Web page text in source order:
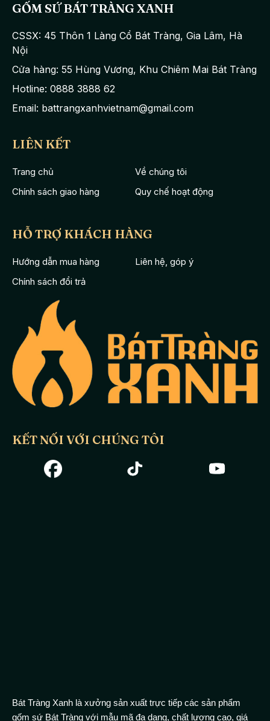
GỐM SỨ BÁT TRÀNG XANH
CSSX: 45 Thôn 1 Làng Cổ Bát Tràng, Gia Lâm, Hà
Nội
Cửa hàng: 55 Hùng Vương, Khu Chiêm Mai Bát Tràng
Hotline: 0888 3888 62
Email: battrangxanhvietnam@gmail.com
LIÊN KẾT
Trang chủ
Về chúng tôi
Chính sách giao hàng
Quy chế hoạt động
HỖ TRỢ KHÁCH HÀNG
Hướng dẫn mua hàng
Liên hệ, góp ý
Chính sách đổi trả
KẾT NỐI VỚI CHÚNG TÔI
Bát Tràng Xanh là xưởng sản xuất trực tiếp các sản phẩm
gốm sứ Bát Tràng với mẫu mã đa dạng, chất lượng cao, giá